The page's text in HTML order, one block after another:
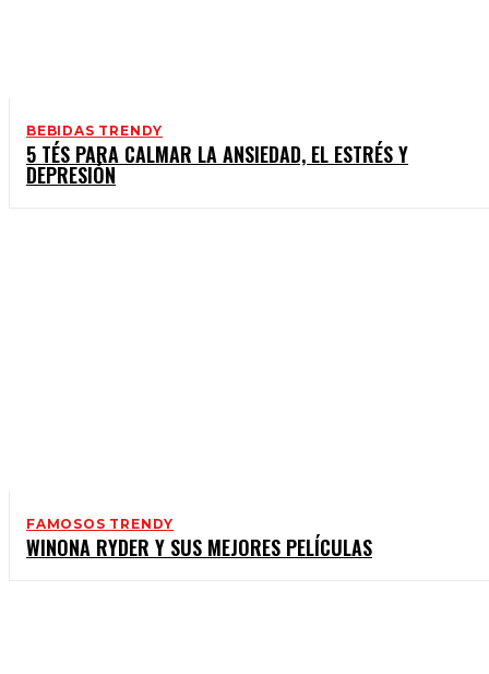
BEBIDAS TRENDY
5 TÉS PARA CALMAR LA ANSIEDAD, EL ESTRÉS Y
DEPRESIÓN
FAMOSOS TRENDY
WINONA RYDER Y SUS MEJORES PELÍCULAS